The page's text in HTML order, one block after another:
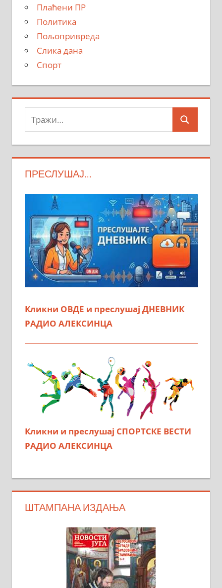
Плаћени ПР
Политика
Пољопривреда
Слика дана
Спорт
Тражи:
Search
ПРЕСЛУШАЈ…
Кликни ОВДЕ и преслушај ДНЕВНИК
РАДИО АЛЕКСИНЦА
Кликни и преслушај СПОРТСКЕ ВЕСТИ
РАДИО АЛЕКСИНЦА
ШТАМПАНА ИЗДАЊА